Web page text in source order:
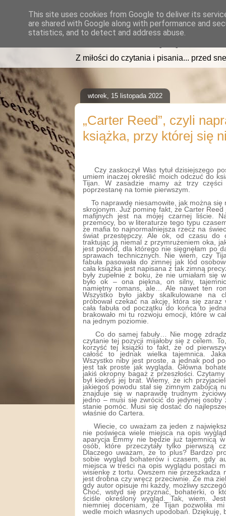
read2sleep.pl
Z miłości do czytania i pisania... przed
wtorek, 15 listopada 2022
„Carter Reed”, czyli
książka, przy której się
Czy zaskoczył Was tytuł dzisiejszego
umiem inaczej określić moich odczuć do
Tijan. W zasadzie mamy aż trzy
poprzestanę na tomie pierwszym.
To naprawdę niesamowite, jak można
skrojonym. Już pominę fakt, że Carter
mafijnych jest na mojej czarnej liście.
przemocy, bo w literaturze tego typu
że mafia to najnormalniejsza rzecz na
świat przestępczy. Ale ok, od czasu do
traktując ją niemal z przymrużeniem oka,
jest powód, dla którego nie sięgnęłam po
sprawach technicznych. Nie wiem, czy
fabuła pasowała do zimnej jak lód
cała książka jest napisana z tak zimną
były zupełnie z boku, że nie umiałam się
było ok – ona piękna, on silny,
namiętny romans, ale… Ale nawet ten
Wszystko było jakby skalkulowane na
próbował czekać na akcję, która się zaraz
cała fabuła od początku do końca to
brakowało mi tu rozwoju emocji, które w
na jednym poziomie.
Co do samej fabuły… Nie mogę
czytanie tej pozycji mijałoby się z celem.
korzyść tej książki to fakt, że od
całość to jednak wielka tajemnica.
Wszystko niby jest proste, a jednak pod
jest tak proste jak wygląda. Główna
jakiś okropny bagaż z przeszłości.
był kiedyś jej brat. Wiemy, że ich
jakiegoś powodu stał się zimnym zabójcą
znajduje się w naprawdę trudnym
jedno – musi się zwrócić do jedynej osoby
stanie pomóc. Musi się dostać do
właśnie do Cartera.
Wiecie, co uważam za jeden z
nie poświęca wiele miejsca na opis
aparycja Emmy nie będzie już tajemnicą
osób, które przeczytały tylko pierwszą
Dlaczego uważam, że to plus? Bardzo
sobie wygląd bohaterów i czasem, gdy
miejsca w treści na opis wyglądu postaci
wisienkę z tortu. Owszem nie przeszkadza
jest drobna czy wręcz przeciwnie. Że ma
gdy autor opisuje mi każdy, możliwy
Choć, wstyd się przyznać, bohaterki, o
ściśle określony wygląd. Tak, wiem.
niemniej doceniam, że Tijan pozwoliła
wedle moich własnych upodobań. Dziękuję,
This site uses cookies from Google to deliver its
are shared with Google along with performance and
statistics, and to detect and address abuse.